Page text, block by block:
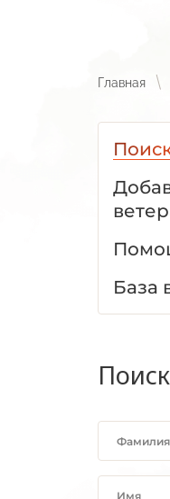
Главная
База